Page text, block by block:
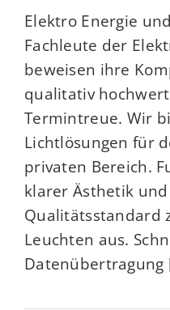
Elektro Energie
Fachleute der
beweisen ihre
qualitativ
Termintreue. Wir
Lichtlösungen für
privaten Bereich.
klarer Ästhetik
Qualitätsstandard
Leuchten aus.
Datenübertragung